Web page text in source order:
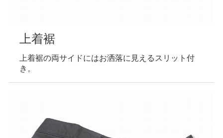
上着裾
上着裾の両サイドにはお洒落に見えるスリット付
き。